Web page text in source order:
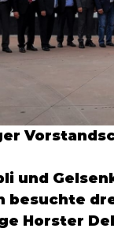
und
besuchte
Horster